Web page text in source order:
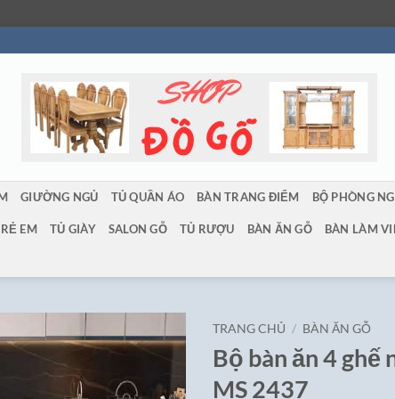
GIƯỜNG NGỦ TỦ QUẦN ÁO BÀN TRANG ĐIỂM BỘ PHÒNG
EM TỦ GIÀY SALON GỖ TỦ RƯỢU BÀN ĂN GỖ BÀN LÀM
TRANG CHỦ / BÀN ĂN GỖ
Bộ bàn ăn 4 ghế
MS 2437